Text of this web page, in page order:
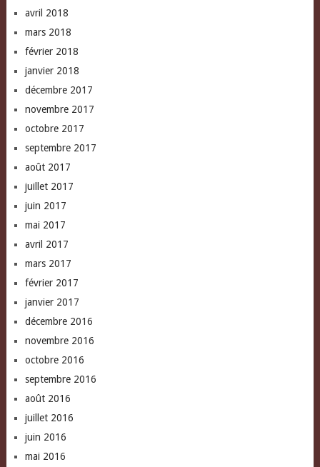
avril 2018
mars 2018
février 2018
janvier 2018
décembre 2017
novembre 2017
octobre 2017
septembre 2017
août 2017
juillet 2017
juin 2017
mai 2017
avril 2017
mars 2017
février 2017
janvier 2017
décembre 2016
novembre 2016
octobre 2016
septembre 2016
août 2016
juillet 2016
juin 2016
mai 2016